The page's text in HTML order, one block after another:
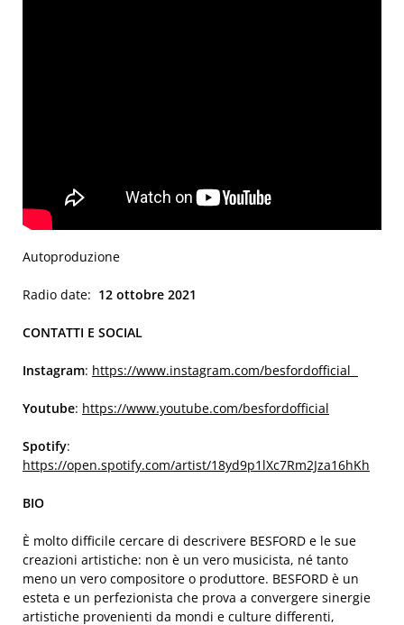
Autoproduzione
Radio date: 12 ottobre 2021
CONTATTI E SOCIAL
Instagram: https://www.instagram.com/besfordofficial
Youtube: https://www.youtube.com/besfordofficial
Spotify:
https://open.spotify.com/artist/18yd9p1lXc7Rm2Jza16hKh
BIO
È molto difficile cercare di descrivere BESFORD e le sue
creazioni artistiche: non è un vero musicista, né tanto
meno un vero compositore o produttore. BESFORD è un
esteta e un perfezionista che prova a convergere sinergie
artistiche provenienti da mondi e culture differenti,